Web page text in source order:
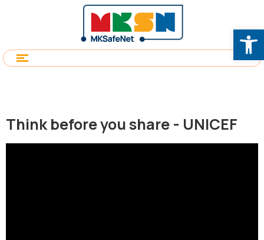
Think before you share - UNICEF